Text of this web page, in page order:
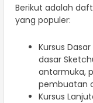
Berikut adalah
yang populer:
Kursus
dasar
antarmuka,
pembuatan
Kursus